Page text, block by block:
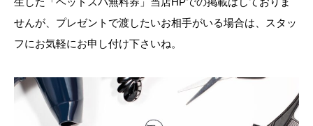
せんが、プレゼントで渡したいお相手がいる場合は、スタッ
フにお気軽にお申し付け下さいね。